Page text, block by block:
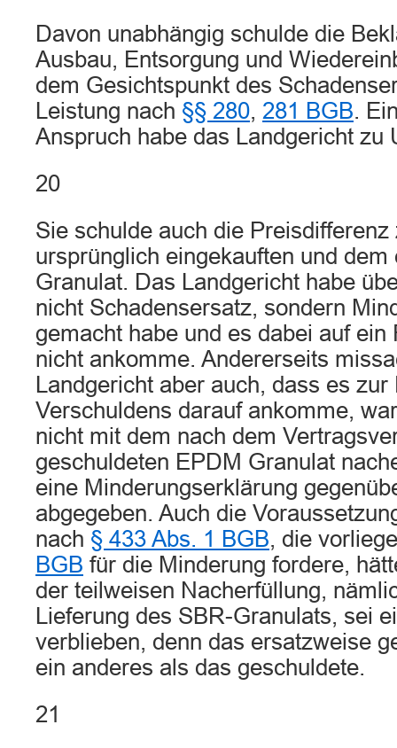
Davon unabhängig schulde die
Ausbau, Entsorgung und
dem Gesichtspunkt des
Leistung nach §§ 280, 281 BGB.
Anspruch habe das Landgericht zu
20
Sie schulde auch die
ursprünglich eingekauften und dem
Granulat. Das Landgericht habe
nicht Schadensersatz, sondern
gemacht habe und es dabei auf
nicht ankomme. Andererseits
Landgericht aber auch, dass es zur
Verschuldens darauf ankomme,
nicht mit dem nach dem
geschuldeten EPDM Granulat
eine Minderungserklärung
abgegeben. Auch die
nach § 433 Abs. 1 BGB, die
BGB für die Minderung fordere,
der teilweisen Nacherfüllung,
Lieferung des SBR-Granulats, sei
verblieben, denn das ersatzweise
ein anderes als das geschuldete.
21